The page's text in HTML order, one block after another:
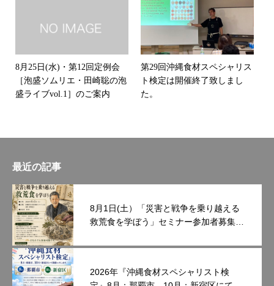
8月25日(水)・第12回定例会
［泡盛ソムリエ・田崎聡の泡
盛ライブvol.1］のご案内
第29回沖縄食材スペシャリス
ト検定は開催終了致しまし
た。
最近の記事
8月1日(土）「災害と戦争を乗り越える
救荒食を学ぼう」セミナー参加者募集中
2026年『沖縄食材スペシャリスト検